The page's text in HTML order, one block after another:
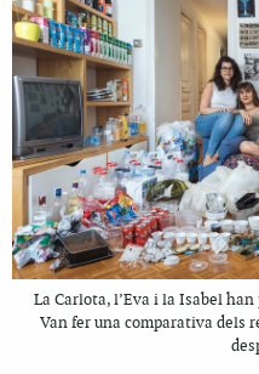
La Carlota, l’Eva i la Isabel
Van fer una comparativa dels